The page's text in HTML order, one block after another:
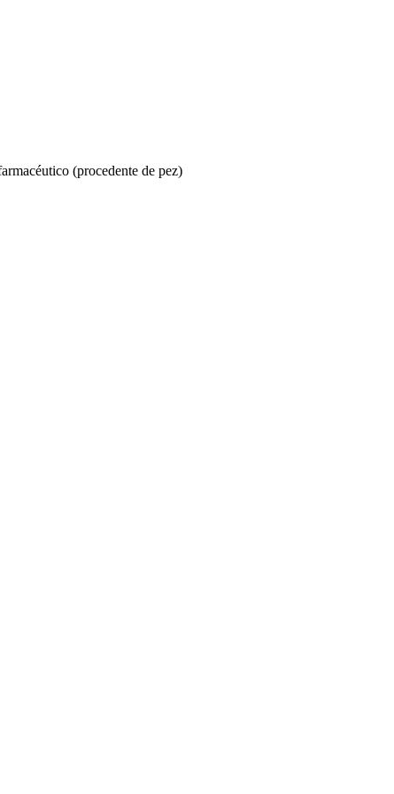
(procedente de pez)